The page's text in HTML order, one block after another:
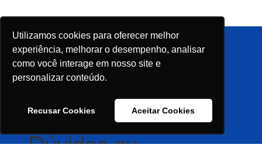
Utilizamos cookies para oferecer melhor
experiência, melhorar o desempenho, analisar
como você interage em nosso site e
personalizar conteúdo.
Recusar Cookies Aceitar Cookies
Fale Conosco
Quero Expor/Patrocinar
Imprensa
Política de Privacidade